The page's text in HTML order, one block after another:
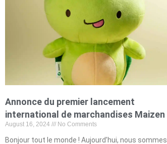
Annonce du premier lancement
international de marchandises Maizen
August 16, 2024 No Comments
Bonjour tout le monde ! Aujourd’hui, nous sommes